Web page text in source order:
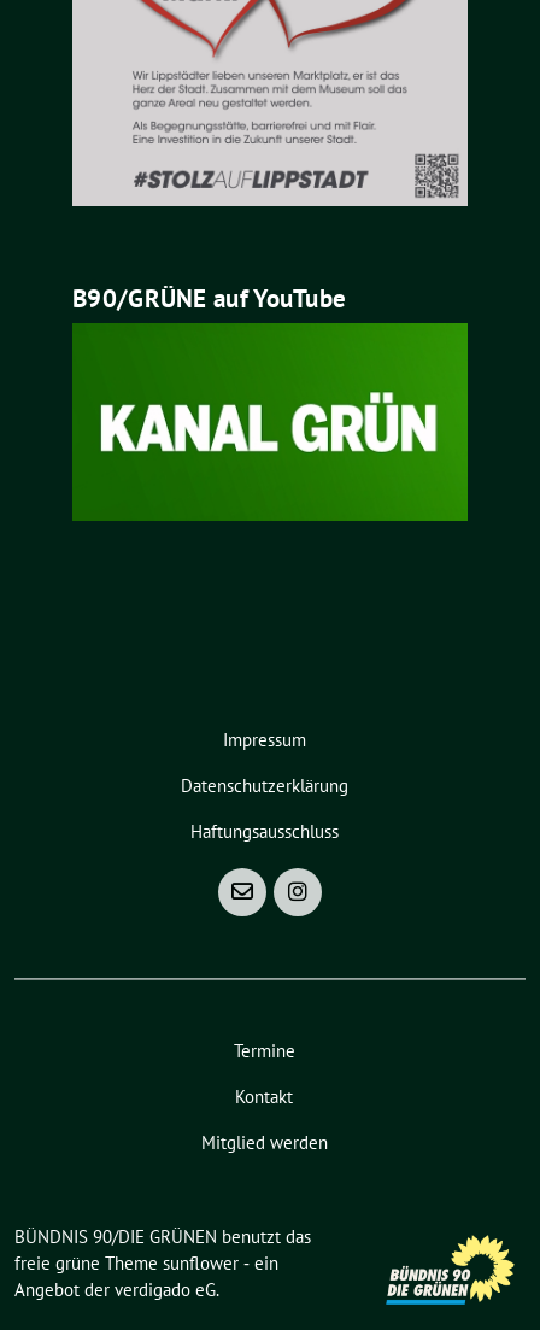
B90/GRÜNE auf YouTube
Impressum
Datenschutzerklärung
Haftungsausschluss
Termine
Kontakt
Mitglied werden
BÜNDNIS 90/DIE GRÜNEN benutzt das
freie grüne Theme sunflower ‐ ein
Angebot der verdigado eG.